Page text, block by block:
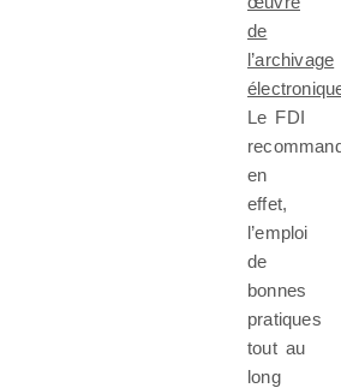
de
l’archivage
Le FDI
en
effet,
l’emploi
de
bonnes
pratiques
tout au
long